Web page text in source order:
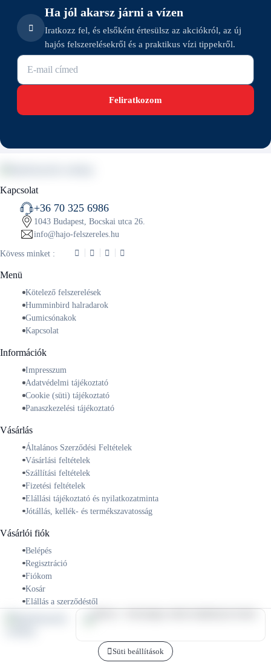
Ha jól akarsz járni a vízen
Iratkozz fel, és elsőként értesülsz az akciókról, az új
hajós felszerelésekről és a praktikus vízi tippekről.
E-mail cím
Feliratkozom
Kapcsolat
+36 70 325 6986
1043 Budapest, Bocskai utca 26.
info@hajo-felszereles.hu
Kövess minket :
Menü
Kötelező felszerelések
Humminbird halradarok
Gumicsónakok
Kapcsolat
Információk
Impresszum
Adatvédelmi tájékoztató
Cookie (süti) tájékoztató
Panaszkezelési tájékoztató
Vásárlás
Általános Szerződési Feltételek
Vásárlási feltételek
Szállítási feltételek
Fizetési feltételek
Elállási tájékoztató és nyilatkozatminta
Jótállás, kellék- és termékszavatosság
Vásárlói fiók
Belépés
Regisztráció
Fiókom
Kosár
Elállás a szerződéstől
Süti beállítások